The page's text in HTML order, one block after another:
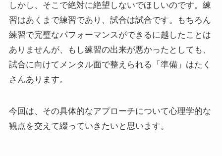
しかし、そこで絶対に絶望しないでほしいのです。練
習はあくまで練習であり、試合は試合です。もちろん
練習で完璧なパフォーマンスができるに越したことは
ありませんが、もし練習の出来が悪かったとしても、
試合に向けてメンタル面で整えられる「準備」はたく
さんあります。
今回は、その具体的なアプローチについて心理学的な
観点を交えて綴っていきたいと思います。